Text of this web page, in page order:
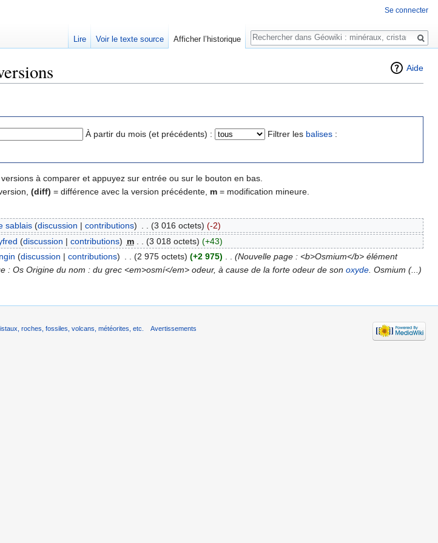
Aide
À partir du mois (et précédents) : Filtrer les balises :
à comparer et appuyez sur entrée ou sur le bouton en bas.
(diff) = différence avec la version précédente, m = modification mineure.
sablais (discussion | contributions) (3 016 octets) (-2)
(discussion | contributions) m (3 018 octets) (+43)
(discussion | contributions) (2 975 octets) (+2 975)
(Nouvelle page : <b>Osmium</b> élément
: Os Origine du nom : du grec <em>osmí</em> odeur, à cause de la forte odeur de sonoxyde . Osmium (...)
Se connecter
Lire Voir le texte source Afficher l’historique
Rechercher
roches, fossiles, volcans, météorites, etc. Avertissements